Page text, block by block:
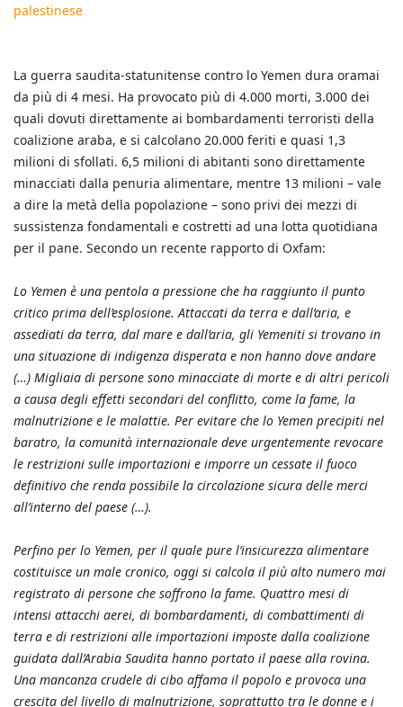
palestinese
La guerra saudita-statunitense contro lo Yemen dura oramai
da più di 4 mesi. Ha provocato più di 4.000 morti, 3.000 dei
quali dovuti direttamente ai bombardamenti terroristi della
coalizione araba, e si calcolano 20.000 feriti e quasi 1,3
milioni di sfollati. 6,5 milioni di abitanti sono direttamente
minacciati dalla penuria alimentare, mentre 13 milioni – vale
a dire la metà della popolazione – sono privi dei mezzi di
sussistenza fondamentali e costretti ad una lotta quotidiana
per il pane. Secondo un recente rapporto di Oxfam:
Lo Yemen è una pentola a pressione che ha raggiunto il punto
critico prima dell’esplosione. Attaccati da terra e dall’aria, e
assediati da terra, dal mare e dall’aria, gli Yemeniti si trovano in
una situazione di indigenza disperata e non hanno dove andare
(…) Migliaia di persone sono minacciate di morte e di altri pericoli
a causa degli effetti secondari del conflitto, come la fame, la
malnutrizione e le malattie. Per evitare che lo Yemen precipiti nel
baratro, la comunità internazionale deve urgentemente revocare
le restrizioni sulle importazioni e imporre un cessate il fuoco
definitivo che renda possibile la circolazione sicura delle merci
all’interno del paese (…).
Perfino per lo Yemen, per il quale pure l’insicurezza alimentare
costituisce un male cronico, oggi si calcola il più alto numero mai
registrato di persone che soffrono la fame. Quattro mesi di
intensi attacchi aerei, di bombardamenti, di combattimenti di
terra e di restrizioni alle importazioni imposte dalla coalizione
guidata dall’Arabia Saudita hanno portato il paese alla rovina.
Una mancanza crudele di cibo affama il popolo e provoca una
crescita del livello di malnutrizione, soprattutto tra le donne e i